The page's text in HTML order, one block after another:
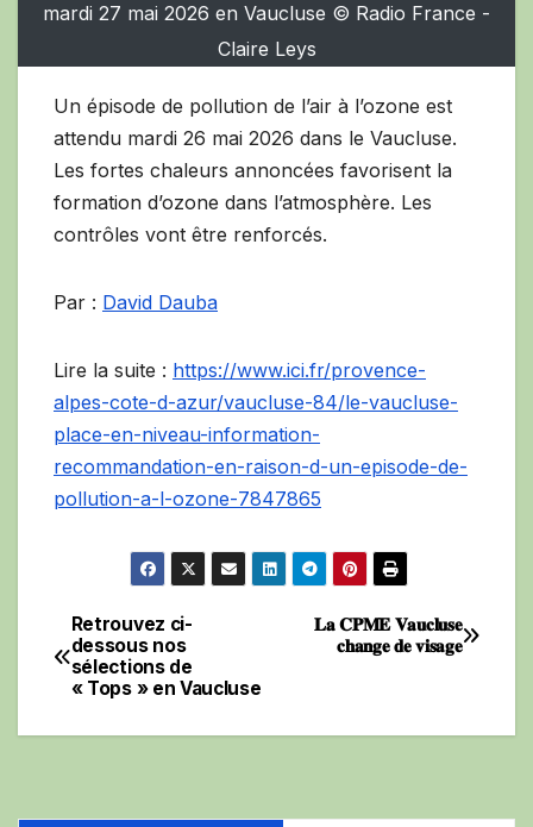
mardi 27 mai 2026 en Vaucluse © Radio France -
Claire Leys
Un épisode de pollution de l’air à l’ozone est
attendu mardi 26 mai 2026 dans le Vaucluse.
Les fortes chaleurs annoncées favorisent la
formation d’ozone dans l’atmosphère. Les
contrôles vont être renforcés.
Par : David Dauba
Lire la suite : https://www.ici.fr/provence-
alpes-cote-d-azur/vaucluse-84/le-vaucluse-
place-en-niveau-information-
recommandation-en-raison-d-un-episode-de-
pollution-a-l-ozone-7847865
Navigation
de
l’article
𝐋𝐚 𝐂𝐏𝐌𝐄 𝐕𝐚𝐮𝐜𝐥𝐮𝐬𝐞
𝐜𝐡𝐚𝐧𝐠𝐞 𝐝𝐞 𝐯𝐢𝐬𝐚𝐠𝐞
Retrouvez ci-
dessous nos
sélections de
« Tops » en Vaucluse